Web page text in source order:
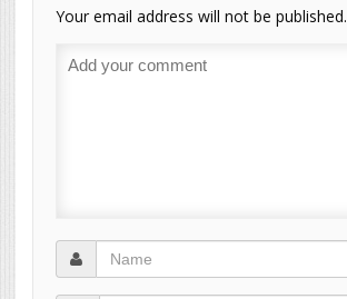
Your email address will not be published.